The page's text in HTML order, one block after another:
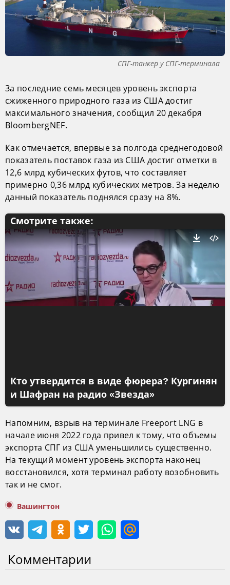
СПГ-танкер у СПГ-терминала
За последние семь месяцев уровень экспорта
сжиженного природного газа из США достиг
максимального значения, сообщил 20 декабря
BloombergNEF.
Как отмечается, впервые за полгода среднегодовой
показатель поставок газа из США достиг отметки в
12,6 млрд кубических футов, что составляет
примерно 0,36 млрд кубических метров. За неделю
данный показатель поднялся сразу на 8%.
Смотрите также:
Кто утвердится в виде фюрера? Кургинян
и Шафран на радио «Звезда»
Напомним, взрыв на терминале Freeport LNG в
начале июня 2022 года привел к тому, что объемы
экспорта СПГ из США уменьшились существенно.
На текущий момент уровень экспорта наконец
восстановился, хотя терминал работу возобновить
так и не смог.
Вашингтон
Комментарии